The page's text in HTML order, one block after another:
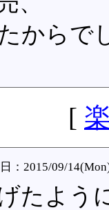
からで
[
：2015/09/
たよう